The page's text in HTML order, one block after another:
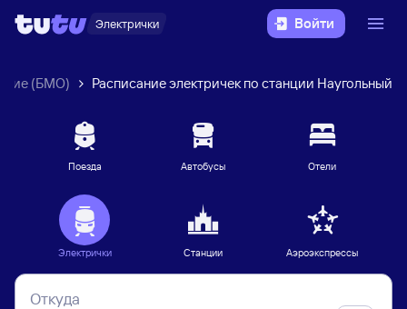
Электрички Войти
(БМО) Расписание электричек по станции Наугольный
Поезда Автобусы Отели
Электрички Станции Аэроэкспрессы
Откуда